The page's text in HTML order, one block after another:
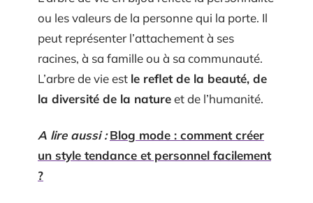
ou les valeurs de la personne qui la porte. Il
peut représenter l’attachement à ses
racines, à sa famille ou à sa communauté.
L’arbre de vie est le reflet de la beauté, de
la diversité de la natureet de l’humanité.
A lire aussi : Blog mode : comment créer
un style tendance et personnel facilement
?